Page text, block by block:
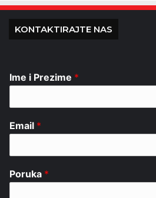
KONTAKTIRAJTE NAS
Ime i Prezime *
Email *
Poruka *